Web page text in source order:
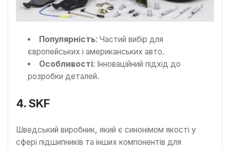
Популярність: Частий вибір для
європейських і американських авто.
Особливості: Інноваційний підхід до
розробки деталей.
4. SKF
Шведський виробник, який є синонімом якості у
сфері підшипників та інших компонентів для